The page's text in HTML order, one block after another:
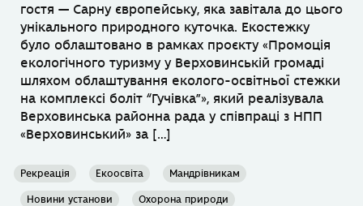
гостя — Сарну європейську, яка завітала до цього
унікального природного куточка. Екостежку
було облаштовано в рамках проєкту «Промоція
екологічного туризму у Верховинській громаді
шляхом облаштування еколого-освітньої стежки
на комплексі боліт “Гучівка”», який реалізувала
Верховинська районна рада у співпраці з НПП
«Верховинський» за […]
Рекреація Екоосвіта Мандрівникам
Новини установи Охорона природи